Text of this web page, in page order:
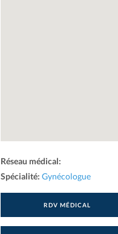
Réseau médical:
Spécialité: Gynécologue
RDV MÉDICAL